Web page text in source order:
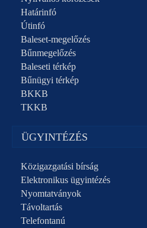
Határinfó
Útinfó
Baleset-megelőzés
Bűnmegelőzés
Baleseti térkép
Bűnügyi térkép
BKKB
TKKB
ÜGYINTÉZÉS
Közigazgatási bírság
Elektronikus ügyintézés
Nyomtatványok
Távoltartás
Telefontanú